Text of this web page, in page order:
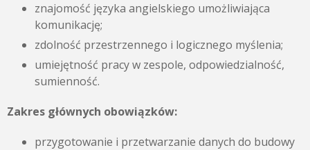
znajomość języka angielskiego umożliwiająca
komunikację;
zdolność przestrzennego i logicznego myślenia;
umiejętność pracy w zespole, odpowiedzialność,
sumienność.
Zakres głównych obowiązków:
przygotowanie i przetwarzanie danych do budowy